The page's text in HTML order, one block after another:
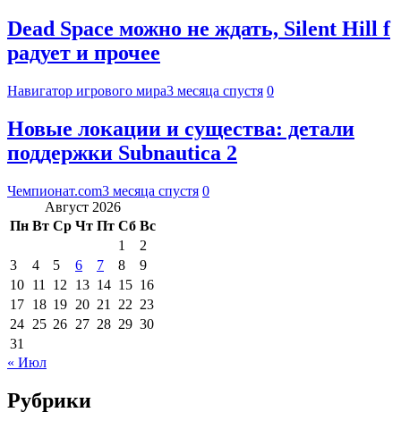
Dead Space можно не ждать, Silent Hill f
радует и прочее
Навигатор игрового мира3 месяца спустя 0
Новые локации и существа: детали
поддержки Subnautica 2
Чемпионат.com3 месяца спустя 0
Август 2026
Пн Вт Ср Чт Пт Сб Вс
1
2
3
4 5 6 7 8
9
10 11 12 13 14 15 16
17 18 19 20 21 22 23
24 25 26 27 28 29 30
31
« Июл
Рубрики